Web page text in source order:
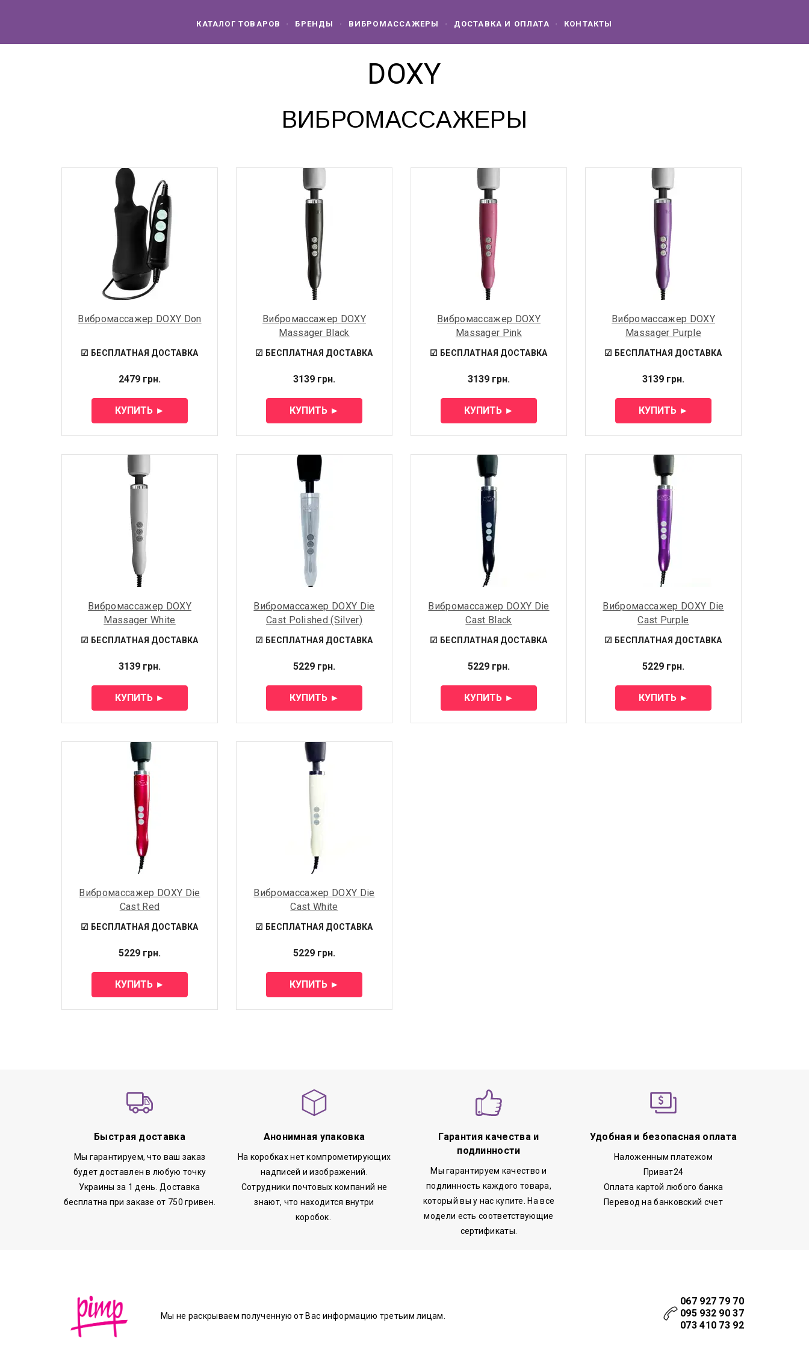
КАТАЛОГ ТОВАРОВ БРЕНДЫ ВИБРОМАССАЖЕРЫ ДОСТАВКА И ОПЛАТА КОНТАКТЫ
DOXY
ВИБРОМАССАЖЕРЫ
Вибромассажер DOXY Don
☑ БЕСПЛАТНАЯ ДОСТАВКА
2479 грн.
КУПИТЬ ►
Вибромассажер DOXY
Massager Black
☑ БЕСПЛАТНАЯ ДОСТАВКА
3139 грн.
КУПИТЬ ►
Вибромассажер DOXY
Massager Pink
☑ БЕСПЛАТНАЯ ДОСТАВКА
3139 грн.
КУПИТЬ ►
Вибромассажер DOXY
Massager Purple
☑ БЕСПЛАТНАЯ ДОСТАВКА
3139 грн.
КУПИТЬ ►
Вибромассажер DOXY
Massager White
☑ БЕСПЛАТНАЯ ДОСТАВКА
3139 грн.
КУПИТЬ ►
Вибромассажер DOXY Die
Cast Polished (Silver)
☑ БЕСПЛАТНАЯ ДОСТАВКА
5229 грн.
КУПИТЬ ►
Вибромассажер DOXY Die
Cast Black
☑ БЕСПЛАТНАЯ ДОСТАВКА
5229 грн.
КУПИТЬ ►
Вибромассажер DOXY Die
Cast Purple
☑ БЕСПЛАТНАЯ ДОСТАВКА
5229 грн.
КУПИТЬ ►
Вибромассажер DOXY Die
Cast Red
☑ БЕСПЛАТНАЯ ДОСТАВКА
5229 грн.
КУПИТЬ ►
Вибромассажер DOXY Die
Cast White
☑ БЕСПЛАТНАЯ ДОСТАВКА
5229 грн.
КУПИТЬ ►
Быстрая доставка
Мы гарантируем, что ваш заказ
будет доставлен в любую точку
Украины за 1 день. Доставка
бесплатна при заказе от 750 гривен.
Анонимная упаковка
На коробках нет компрометирующих
надписей и изображений.
Сотрудники почтовых компаний не
знают, что находится внутри
коробок.
Гарантия качества и
подлинности
Мы гарантируем качество и
подлинность каждого товара,
который вы у нас купите. На все
модели есть соответствующие
сертификаты.
Удобная и безопасная оплата
Наложенным платежом
Приват24
Оплата картой любого банка
Перевод на банковский счет
Мы не раскрываем полученную от Вас информацию третьим лицам.
067 927 79 70
095 932 90 37
073 410 73 92